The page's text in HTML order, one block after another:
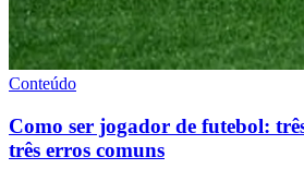
Conteúdo
Como ser jogador de futebol:
três erros comuns